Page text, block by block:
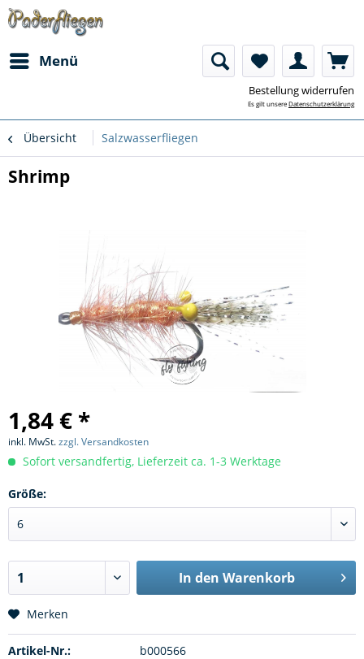
Menü
Bestellung widerrufen
Es gilt unsereDatenschutzerklärung
Übersicht Salzwasserfliegen
Shrimp
1,84 € *
inkl. MwSt.zzgl. Versandkosten
Sofort versandfertig, Lieferzeit ca. 1-3 Werktage
Größe:
In den Warenkorb
Merken
Artikel-Nr.: b000566